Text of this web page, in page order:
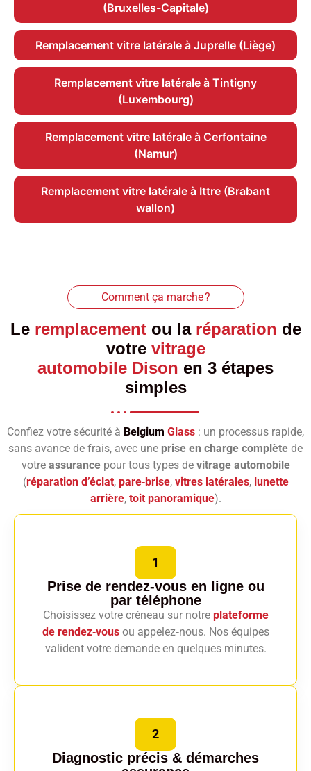
(Bruxelles-Capitale)
Remplacement vitre latérale à Juprelle (Liège)
Remplacement vitre latérale à Tintigny
(Luxembourg)
Remplacement vitre latérale à Cerfontaine
(Namur)
Remplacement vitre latérale à Ittre (Brabant
wallon)
Comment ça marche ?
Le remplacementou la réparation de
votre vitrage
automobile Dison en 3 étapes
simples
Confiez votre sécurité à Belgium Glass : un processus rapide,
sans avance de frais, avec une prise en charge complète de
votre assurancepour tous types de vitrage automobile
(réparation d’éclat, pare‑brise, vitres latérales, lunette
arrière, toit panoramique).
1
Prise de rendez-vous en ligne ou
par téléphone
Choisissez votre créneau sur notre plateforme
de rendez‑vousou appelez‑nous. Nos équipes
valident votre demande en quelques minutes.
2
Diagnostic précis & démarches